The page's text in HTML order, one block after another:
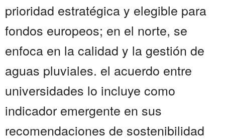
prioridad estratégica y elegible para
fondos europeos; en el norte, se
enfoca en la calidad y la gestión de
aguas pluviales. el acuerdo entre
universidades lo incluye como
indicador emergente en sus
recomendaciones de sostenibilidad